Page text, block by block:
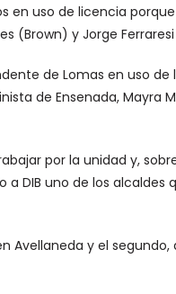
en uso de licencia
(Brown) y Jorge
de Lomas en uso
de Ensenada, Mayra
por la unidad y,
a DIB uno de los alcaldes
Avellaneda y el